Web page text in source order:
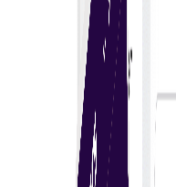
השתמשו ב-AI ו-ML כדי להפיק תובנות מהתנהגות העסק